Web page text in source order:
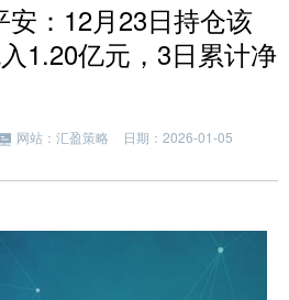
：12月23日持仓该
1.20亿元，3日累计净
网站：汇盈策略
日期：2026-01-05